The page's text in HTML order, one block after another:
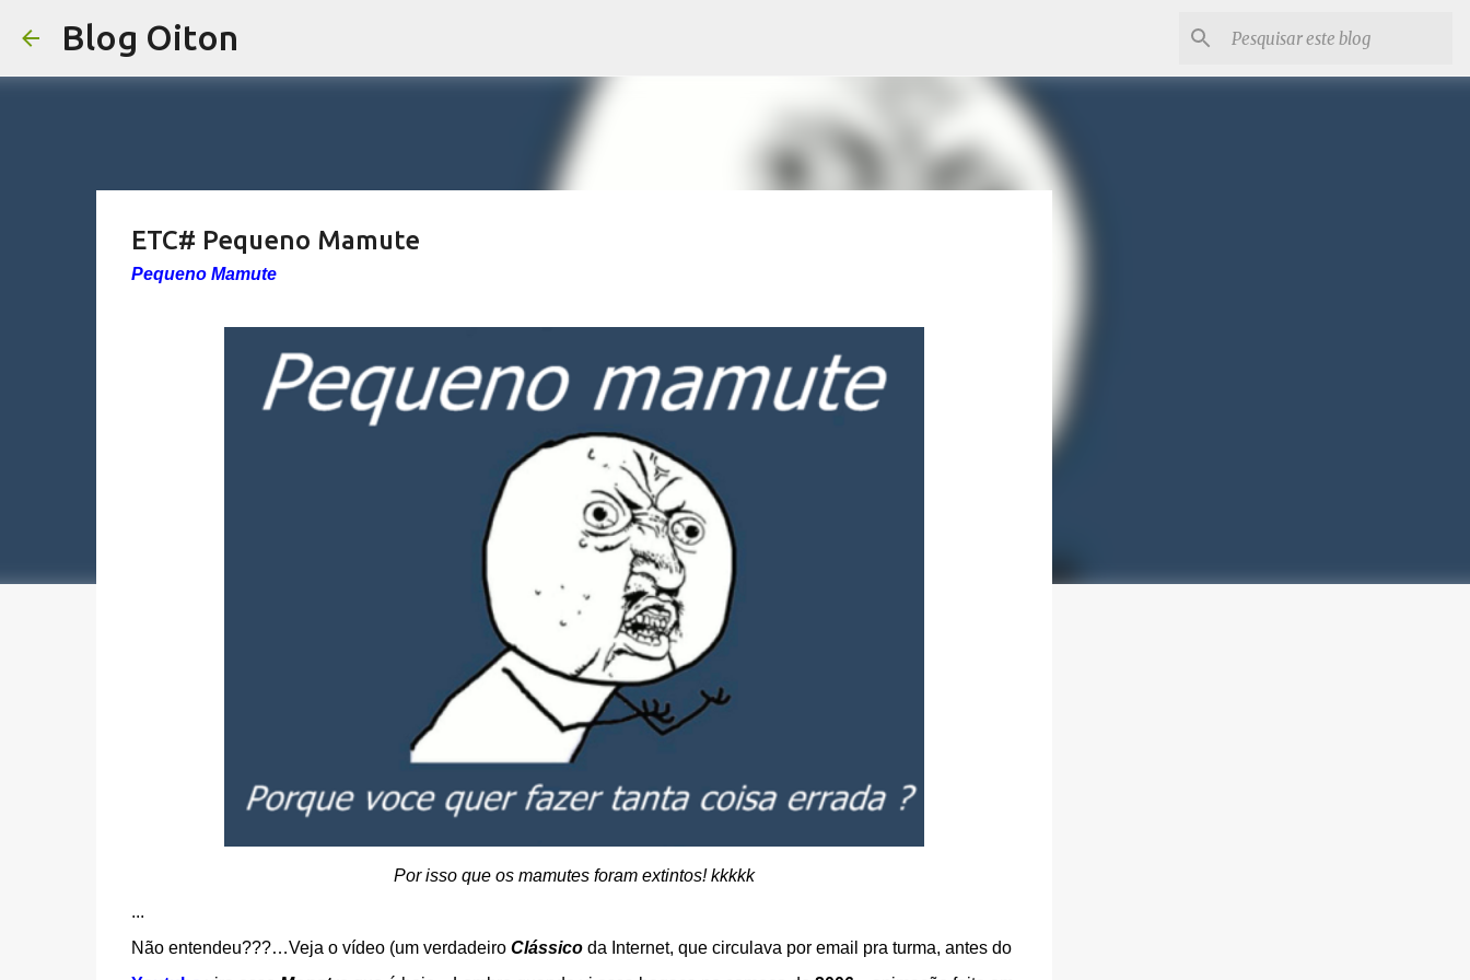
Blog Oiton
ETC# Pequeno Mamute
Pequeno Mamute
Por isso que os mamutes foram extintos! kkkkk
...
Não entendeu???…Veja o vídeo (um verdadeiroClássico da Internet, que circulava por email pra turma, antes do